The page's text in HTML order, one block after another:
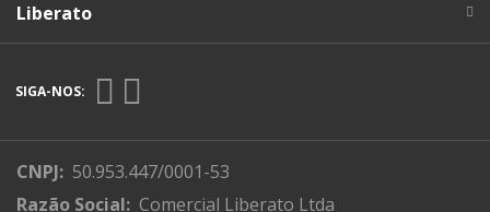
Liberato
SIGA-NOS:
CNPJ: 50.953.447/0001-53
Razão Social: Comercial Liberato Ltda